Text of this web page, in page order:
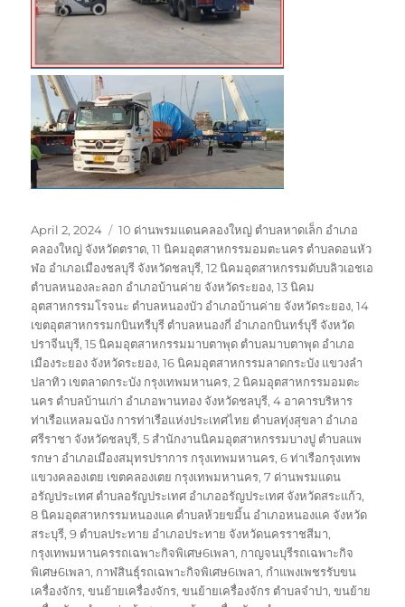
Posted
on
April 2, 2024 Tags
10 ด่านพรมแดนคลองใหญ่ ตำบลหาดเล็ก อำเภอ
คลองใหญ่ จังหวัดตราด,11 นิคมอุตสาหกรรมอมตะนคร ตำบลดอนหัว
ฬอ อำเภอเมืองชลบุรี จังหวัดชลบุรี,12 นิคมอุตสาหกรรมดับบลิวเอชเอ
ตำบลหนองละลอก อำเภอบ้านค่าย จังหวัดระยอง,13 นิคม
อุตสาหกรรมโรจนะ ตำบลหนองบัว อำเภอบ้านค่าย จังหวัดระยอง,14
เขตอุตสาหกรรมกบินทรืบุรี ตำบลหนองกี่ อำเภอกบินทร์บุรี จังหวัด
ปราจีนบุรี,15 นิคมอุตสาหกรรมมาบตาพุด ตำบลมาบตาพุด อำเภอ
เมืองระยอง จังหวัดระยอง,16 นิคมอุตสาหกรรมลาดกระบัง แขวงลำ
ปลาทิว เขตลาดกระบัง กรุงเทพมหานคร,2 นิคมอุตสาหกรรมอมตะ
นคร ตำบลบ้านเก่า อำเภอพานทอง จังหวัดชลบุรี,4 อาคารบริหาร
ท่าเรือแหลมฉบัง การท่าเรือแห่งประเทศไทย ตำบลทุ่งสุขลา อำเภอ
ศรีราชา จังหวัดชลบุรี,5 สำนักงานนิคมอุตสาหกรรมบางปู ตำบลแพ
รกษา อำเภอเมืองสมุทรปราการ กรุงเทพมหานคร,6 ท่าเรือกรุงเทพ
แขวงคลองเตย เขตคลองเตย กรุงเทพมหานคร,7 ด่านพรมแดน
อรัญประเทศ ตำบลอรัญประเทศ อำเภออรัญประเทศ จังหวัดสระแก้ว,
8 นิคมอุตสาหกรรมหนองแค ตำบลห้วยขมิ้น อำเภอหนองแค จังหวัด
สระบุรี,9 ตำบลประทาย อำเภอประทาย จังหวัดนครราชสีมา,
กรุงเทพมหานครรถเฉพาะกิจพิเศษ6เพลา, กาญจนบุรีรถเฉพาะกิจ
พิเศษ6เพลา, กาฬสินธุ์รถเฉพาะกิจพิเศษ6เพลา, กำแพงเพชรรับขน
เครื่องจักร,ขนย้ายเครื่องจักร,ขนย้ายเครื่องจักร ตำบลจำปา,ขนย้าย